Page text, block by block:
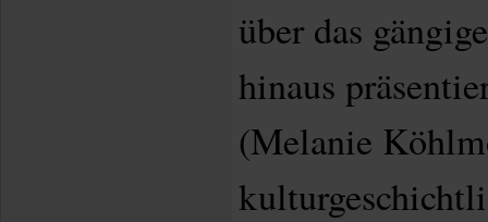
über das
hinaus
(Melanie